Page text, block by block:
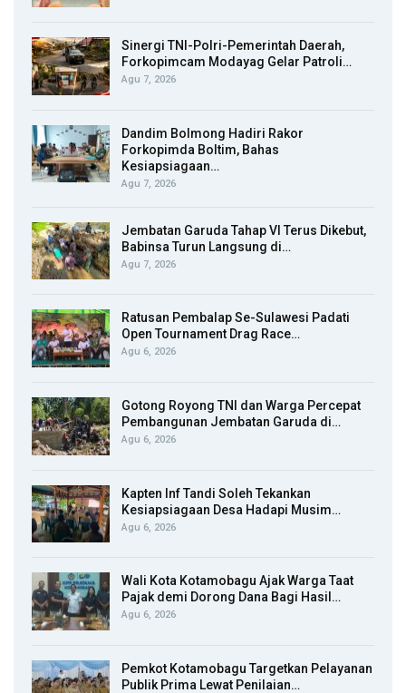
Sinergi TNI-Polri-Pemerintah Daerah,
Forkopimcam Modayag Gelar Patroli…
Agu 7, 2026
Dandim Bolmong Hadiri Rakor
Forkopimda Boltim, Bahas
Kesiapsiagaan…
Agu 7, 2026
Jembatan Garuda Tahap VI Terus Dikebut,
Babinsa Turun Langsung di…
Agu 7, 2026
Ratusan Pembalap Se-Sulawesi Padati
Open Tournament Drag Race…
Agu 6, 2026
Gotong Royong TNI dan Warga Percepat
Pembangunan Jembatan Garuda di…
Agu 6, 2026
Kapten Inf Tandi Soleh Tekankan
Kesiapsiagaan Desa Hadapi Musim…
Agu 6, 2026
Wali Kota Kotamobagu Ajak Warga Taat
Pajak demi Dorong Dana Bagi Hasil…
Agu 6, 2026
Pemkot Kotamobagu Targetkan Pelayanan
Publik Prima Lewat Penilaian…